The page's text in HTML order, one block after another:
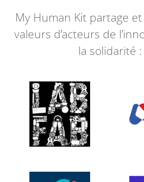
My Human Kit partage
valeurs d’acteurs de
la solidarité :